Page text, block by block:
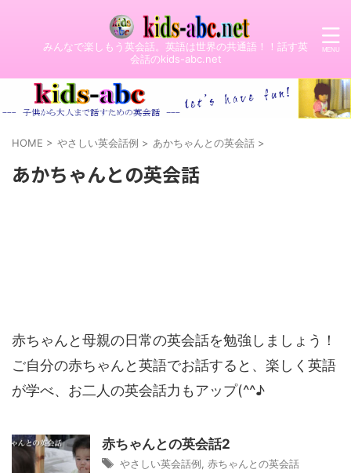
みんなで楽しもう英会話。英語は世界の共通語！！話す英
会話のkids-abc.net
HOME > やさしい英会話例 > あかちゃんとの英会話 >
あかちゃんとの英会話
赤ちゃんと母親の日常の英会話を勉強しましょう！
ご自分の赤ちゃんと英語でお話すると、楽しく英語
が学べ、お二人の英会話力もアップ(^^♪
赤ちゃんとの英会話2
やさしい英会話例 赤ちゃんとの英会話